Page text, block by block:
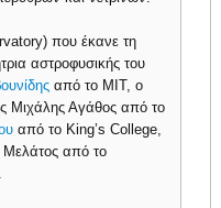
που έκανε τη
αστροφυσικής του
από το ΜΙΤ, ο
Μιχάλης Αγάθος από το
από το King’s College,
Μελάτος από το